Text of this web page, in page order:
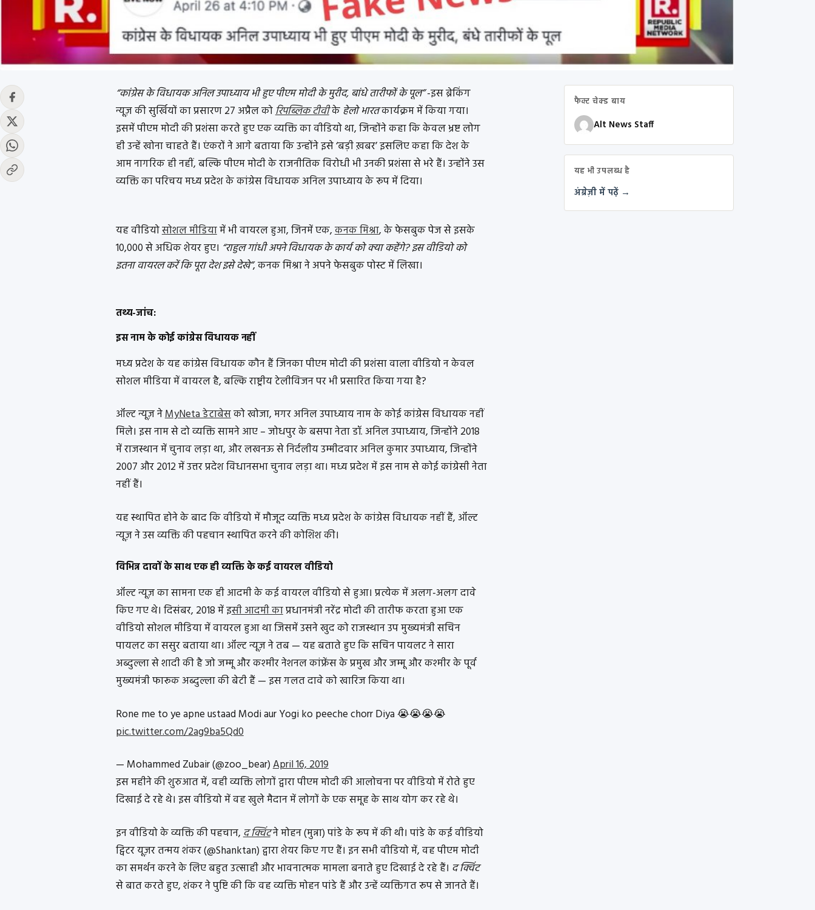
“कांग्रेस के विधायक अनिल उपाध्याय भी हुए पीएम मोदी के मुरीद, बांधे तारीफों के पूल”-इस ब्रेकिंग
न्यूज़ की सुर्खियों का प्रसारण 27 अप्रैल कोरिपब्लिक टीवीकेहेलो भारतकार्यक्रम में किया गया।
इसमें पीएम मोदी की प्रशंसा करते हुए एक व्यक्ति का वीडियो था, जिन्होंने कहा कि केवल भ्रष्ट लोग
ही उन्हें खोना चाहते हैं। एंकरों ने आगे बताया कि उन्होंने इसे ‘बड़ी ख़बर’ इसलिए कहा कि देश के
आम नागरिक ही नहीं, बल्कि पीएम मोदी के राजनीतिक विरोधी भी उनकी प्रशंसा से भरे हैं। उन्होंने उस
व्यक्ति का परिचय मध्य प्रदेश के कांग्रेस विधायक अनिल उपाध्याय के रूप में दिया।
यह वीडियोसोशल मीडियामें भी वायरल हुआ, जिनमें एक,कनक मिश्रा, के फेसबुक पेज से इसके
10,000 से अधिक शेयर हुए। “राहुल गांधी अपने विधायक के कार्य को क्या कहेंगे? इस वीडियो को
इतना वायरल करें कि पूरा देश इसे देखे”, कनक मिश्रा ने अपने फेसबुक पोस्ट में लिखा।
तथ्य-जांच:
इस नाम के कोई कांग्रेस विधायक नहीं
मध्य प्रदेश के यह कांग्रेस विधायक कौन हैं जिनका पीएम मोदी की प्रशंसा वाला वीडियो न केवल
सोशल मीडिया में वायरल है, बल्कि राष्ट्रीय टेलीविजन पर भी प्रसारित किया गया है?
ऑल्ट न्यूज़ नेMyNeta डेटाबेसको खोजा, मगर अनिल उपाध्याय नाम के कोई कांग्रेस विधायक नहीं
मिले। इस नाम से दो व्यक्ति सामने आए – जोधपुर के बसपा नेता डॉ. अनिल उपाध्याय, जिन्होंने 2018
में राजस्थान में चुनाव लड़ा था, और लखनऊ से निर्दलीय उम्मीदवार अनिल कुमार उपाध्याय, जिन्होंने
2007 और 2012 में उत्तर प्रदेश विधानसभा चुनाव लड़ा था। मध्य प्रदेश में इस नाम से कोई कांग्रेसी नेता
नहीं हैं।
यह स्थापित होने के बाद कि वीडियो में मौजूद व्यक्ति मध्य प्रदेश के कांग्रेस विधायक नहीं हैं, ऑल्ट
न्यूज़ ने उस व्यक्ति की पहचान स्थापित करने की कोशिश की।
विभिन्न दावों के साथ एक ही व्यक्ति के कई वायरल वीडियो
ऑल्ट न्यूज़ का सामना एक ही आदमी के कई वायरल वीडियो से हुआ। प्रत्येक में अलग-अलग दावे
किए गए थे। दिसंबर, 2018 में इसी आदमी काप्रधानमंत्री नरेंद्र मोदी की तारीफ करता हुआ एक
वीडियो सोशल मीडिया में वायरल हुआ था जिसमें उसने खुद को राजस्थान उप मुख्यमंत्री सचिन
पायलट का ससुर बताया था। ऑल्ट न्यूज़ ने तब — यह बताते हुए कि सचिन पायलट ने सारा
अब्दुल्ला से शादी की है जो जम्मू और कश्मीर नेशनल कांफ्रेंस के प्रमुख और जम्मू और कश्मीर के पूर्व
मुख्यमंत्री फारूक अब्दुल्ला की बेटी हैं — इस गलत दावे को खारिज किया था।
Rone me to ye apne ustaad Modi aur Yogi ko peeche chorr Diya 😭😭😭😭
pic.twitter.com/2ag9ba5Qd0
— Mohammed Zubair (@zoo_bear)April 16, 2019
इस महीने की शुरुआत में, वही व्यक्ति लोगों द्वारा पीएम मोदी की आलोचना पर वीडियो में रोते हुए
दिखाई दे रहे थे। इस वीडियो में वह खुले मैदान में लोगों के एक समूह के साथ योग कर रहे थे।
इन वीडियो के व्यक्ति की पहचान,द क्विंटने मोहन (मुन्ना) पांडे के रूप में की थी। पांडे के कई वीडियो
ट्विटर यूज़र तन्मय शंकर (@Shanktan) द्वारा शेयर किए गए हैं। इन सभी वीडियो में, वह पीएम मोदी
का समर्थन करने के लिए बहुत उत्साही और भावनात्मक मामला बनाते हुए दिखाई दे रहे हैं। द क्विंट
से बात करते हुए, शंकर ने पुष्टि की कि वह व्यक्ति मोहन पांडे हैं और उन्हें व्यक्तिगत रूप से जानते हैं।
फैक्ट चेक्ड बाय
Alt News Staff
यह भी उपलब्ध है
अंग्रेज़ी में पढ़ें →